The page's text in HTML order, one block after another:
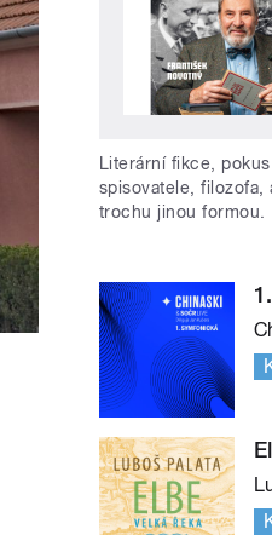
Literární fikce,
spisovatele, filozofa,
trochu jinou formou.